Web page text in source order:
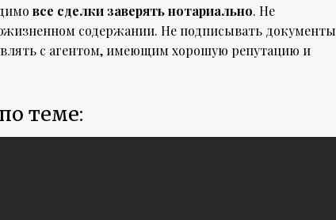
все сделки заверять нотариально. Не
содержании. Не подписывать документы
с агентом, имеющим хорошую репутацию и
теме: